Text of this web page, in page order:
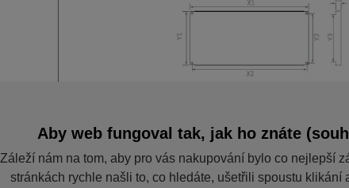
Aby web fungoval tak, jak ho znáte
Záleží nám na tom, aby pro vás nakupování bylo co nejlepší
stránkách rychle našli to, co hledáte, ušetřili spoustu klikání